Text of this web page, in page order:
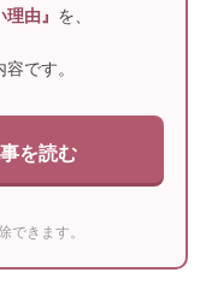
由』 を、
です。
を読む
できます。